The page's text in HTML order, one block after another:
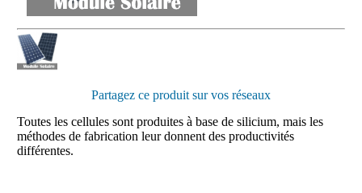
Partagez ce produit sur vos réseaux
Toutes les cellules sont produites à base de silicium, mais les
méthodes de fabrication leur donnent des productivités
différentes.